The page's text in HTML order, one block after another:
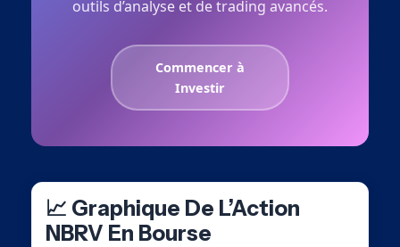
outils d’analyse et de trading avancés.
Commencer à
Investir
📈 Graphique De L’Action
NBRV En Bourse